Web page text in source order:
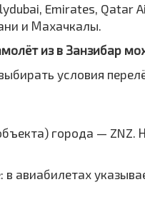
Emirates, Qatar
и Махачкалы.
из в Занзибар
условия
города — ZNZ.
авиабилетах